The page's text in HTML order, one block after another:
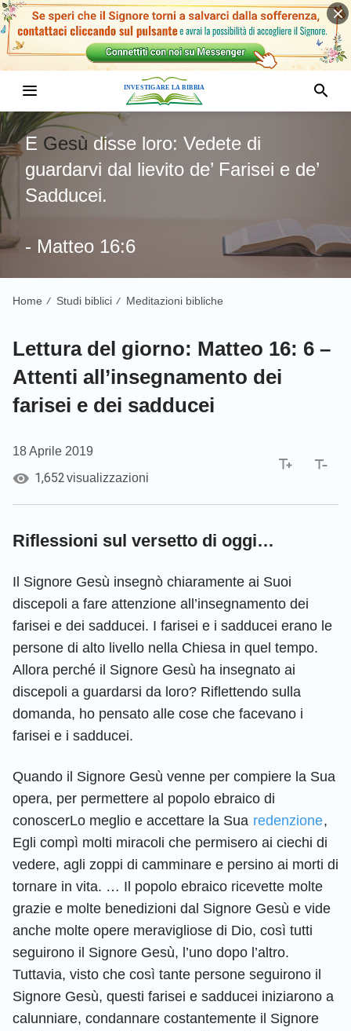
E Gesù disse loro: Vedete di
guardarvi dal lievito de’ Farisei e de’
Sadducei.
- Matteo 16:6
Home / Studi biblici / Meditazioni bibliche
Lettura del giorno: Matteo 16: 6 –
Attenti all’insegnamento dei
farisei e dei sadducei
18 Aprile 2019
1,652visualizzazioni
Riflessioni sul versetto di oggi…
Il Signore Gesù insegnò chiaramente ai Suoi
discepoli a fare attenzione all’insegnamento dei
farisei e dei sadducei. I farisei e i sadducei erano le
persone di alto livello nella Chiesa in quel tempo.
Allora perché il Signore Gesù ha insegnato ai
discepoli a guardarsi da loro? Riflettendo sulla
domanda, ho pensato alle cose che facevano i
farisei e i sadducei.
Quando il Signore Gesù venne per compiere la Sua
opera, per permettere al popolo ebraico di
conoscerLo meglio e accettare la Sua redenzione,
Egli compì molti miracoli che permisero ai ciechi di
vedere, agli zoppi di camminare e persino ai morti di
tornare in vita. … Il popolo ebraico ricevette molte
grazie e molte benedizioni dal Signore Gesù e vide
anche molte opere meravigliose di Dio, così tutti
seguirono il Signore Gesù, l’uno dopo l’altro.
Tuttavia, visto che così tante persone seguirono il
Signore Gesù, questi farisei e sadducei iniziarono a
calunniare, condannare costantemente il Signore